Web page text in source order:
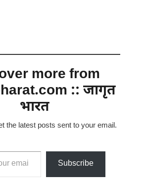
more from
:: जागृत
भारत
the latest posts sent to your email.
Subscribe